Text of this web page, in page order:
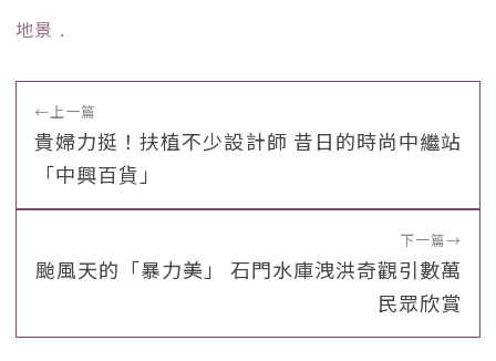
地景 ﹒
←上一篇
貴婦力挺！扶植不少設計師 昔日的時尚中繼站
「中興百貨」
下一篇→
颱風天的「暴力美」 石門水庫洩洪奇觀引數萬
民眾欣賞